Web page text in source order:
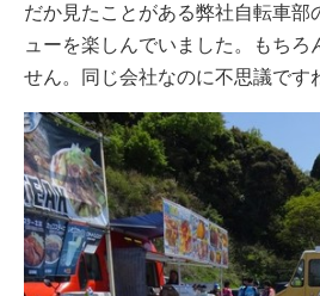
だか見たことがある弊社自転車部
ューを楽しんでいました。もちろ
せん。同じ会社なのに不思議で